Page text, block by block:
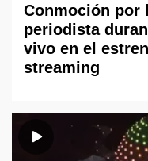
Conmoción por
periodista
vivo en el
streaming